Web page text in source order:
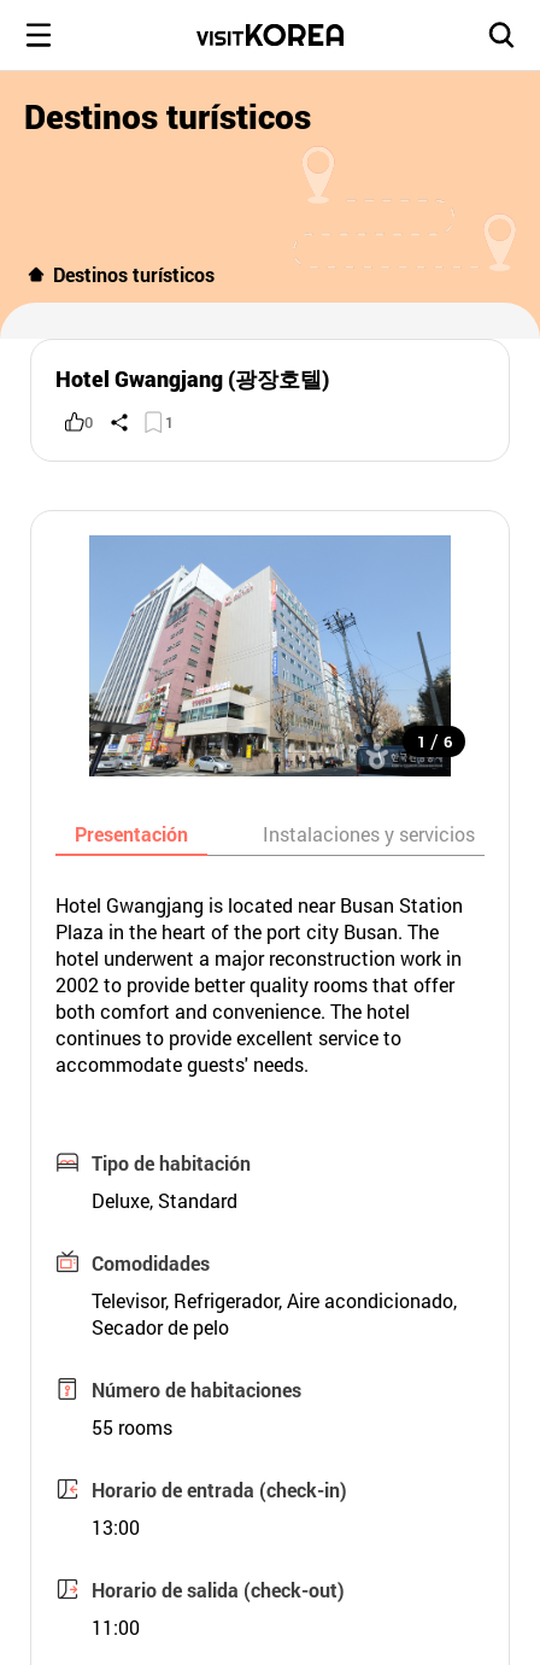
Destinos turísticos
Destinos turísticos
Hotel Gwangjang (광장호텔)
0 1
1 / 6
Presentación Instalaciones y servicios
Hotel Gwangjang is located near Busan Station
Plaza in the heart of the port city Busan. The
hotel underwent a major reconstruction work in
2002 to provide better quality rooms that offer
both comfort and convenience. The hotel
continues to provide excellent service to
accommodate guests' needs.
Tipo de habitación
Deluxe, Standard
Comodidades
Televisor, Refrigerador, Aire acondicionado,
Secador de pelo
Número de habitaciones
55 rooms
Horario de entrada (check-in)
13:00
Horario de salida (check-out)
11:00